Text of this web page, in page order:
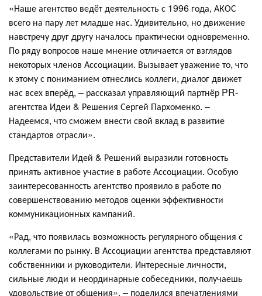
«Наше агентство ведёт деятельность с 1996 года, АКОС
всего на пару лет младше нас. Удивительно, но движение
навстречу друг другу началось практически одновременно.
По ряду вопросов наше мнение отличается от взглядов
некоторых членов Ассоциации. Вызывает уважение то, что
к этому с пониманием отнеслись коллеги, диалог движет
нас всех вперёд, – рассказал управляющий партнёр PR-
агентства Идеи & Решения Сергей Пархоменко. –
Надеемся, что сможем внести свой вклад в развитие
стандартов отрасли».
Представители Идей & Решений выразили готовность
принять активное участие в работе Ассоциации. Особую
заинтересованность агентство проявило в работе по
совершенствованию методов оценки эффективности
коммуникационных кампаний.
«Рад, что появилась возможность регулярного общения с
коллегами по рынку. В Ассоциации агентства представляют
собственники и руководители. Интересные личности,
сильные люди и неординарные собеседники, получаешь
удовольствие от общения», – поделился впечатлениями